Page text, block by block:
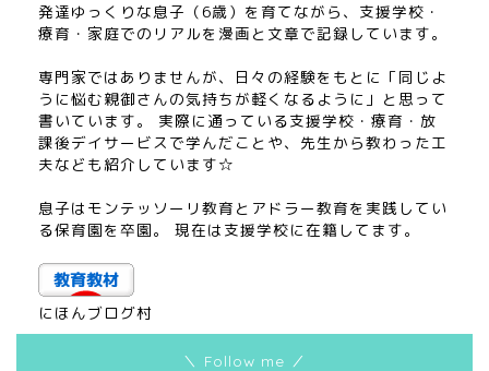
発達ゆっくりな息子（6歳）を育てながら、支援学校・
療育・家庭でのリアルを漫画と文章で記録しています。
専門家ではありませんが、日々の経験をもとに「同じよ
うに悩む親御さんの気持ちが軽くなるように」と思って
書いています。 実際に通っている支援学校・療育・放
課後デイサービスで学んだことや、先生から教わった工
夫なども紹介しています☆
息子はモンテッソーリ教育とアドラー教育を実践してい
る保育園を卒園。 現在は支援学校に在籍してます。
にほんブログ村
＼ Follow me ／